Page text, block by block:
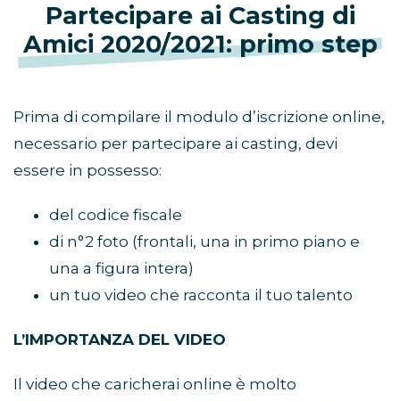
Partecipare ai Casting di
Amici 2020/2021: primo step
Prima di compilare il modulo d’iscrizione online,
necessario per partecipare ai casting, devi
essere in possesso:
del codice fiscale
di n°2 foto (frontali, una in primo piano e
una a figura intera)
un tuo video che racconta il tuo talento
L’IMPORTANZA DEL VIDEO
Il video che caricherai online è molto